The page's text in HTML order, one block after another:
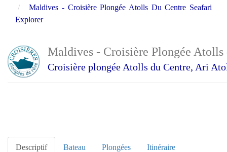
Maldives - Croisière Plongée Atolls Du Centre Seafari
Explorer
Maldives - Croisière Plongée
Croisière plongée Atolls du Centre, Ari
Descriptif Bateau Plongées Itinéraire